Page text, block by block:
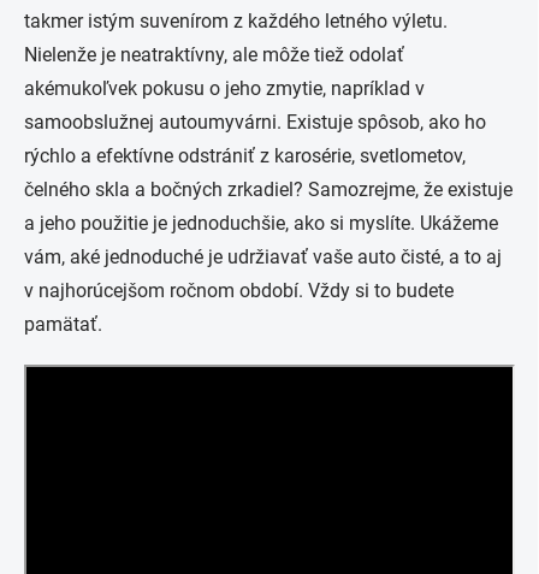
takmer istým suvenírom z každého letného výletu.
Nielenže je neatraktívny, ale môže tiež odolať
akémukoľvek pokusu o jeho zmytie, napríklad v
samoobslužnej autoumyvárni. Existuje spôsob, ako ho
rýchlo a efektívne odstrániť z karosérie, svetlometov,
čelného skla a bočných zrkadiel? Samozrejme, že existuje
a jeho použitie je jednoduchšie, ako si myslíte. Ukážeme
vám, aké jednoduché je udržiavať vaše auto čisté, a to aj
v najhorúcejšom ročnom období. Vždy si to budete
pamätať.